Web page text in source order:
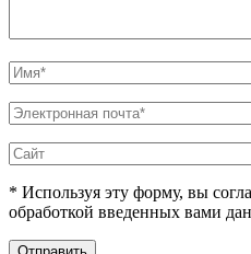
* Используя эту форму, вы
обработкой введенных вами